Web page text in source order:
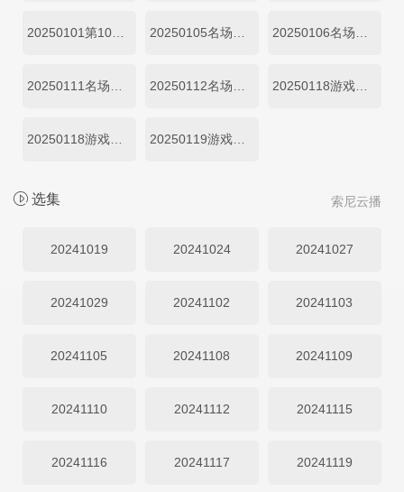
20250118游戏特辑1
20250119游戏特辑
索尼云播
选集
20241019 20241024 20241027
20241029 20241102 20241103
20241105 20241108 20241109
20241110 20241112 20241115
20241116 20241117 20241119